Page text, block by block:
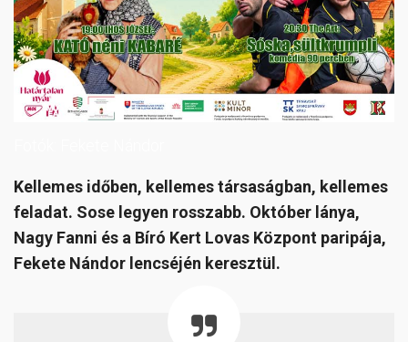
Kellemes időben, kellemes társaságban, kellemes
feladat. Sose legyen rosszabb. Október lánya,
Nagy Fanni és a Bíró Kert Lovas Központ paripája,
Fekete Nándor lencséjén keresztül.